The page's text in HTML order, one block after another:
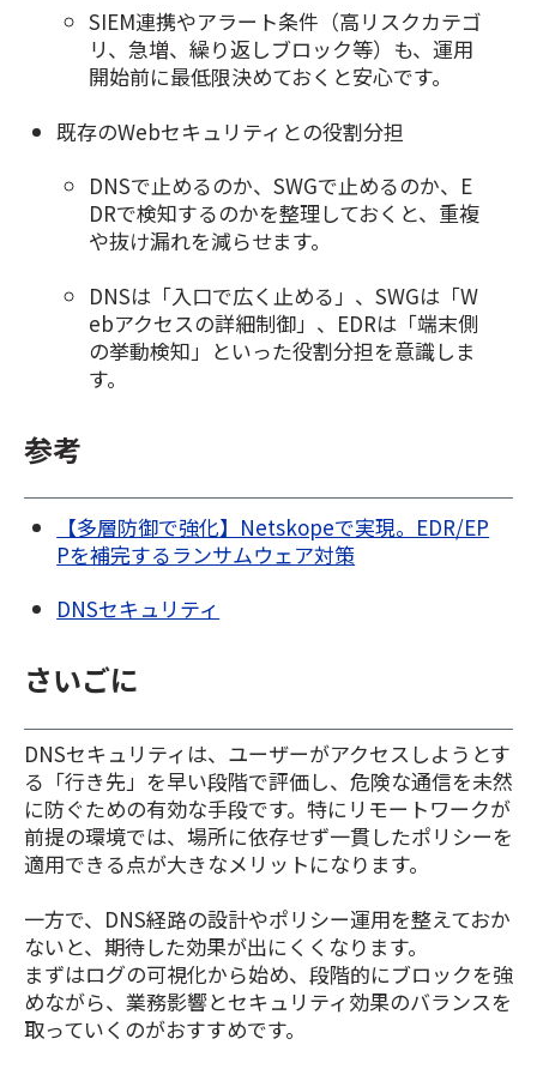
SIEM連携やアラート条件（高リスクカテゴ
リ、急増、繰り返しブロック等）も、運用
開始前に最低限決めておくと安心です。
既存のWebセキュリティとの役割分担
DNSで止めるのか、SWGで止めるのか、E
DRで検知するのかを整理しておくと、重複
や抜け漏れを減らせます。
DNSは「入口で広く止める」、SWGは「W
ebアクセスの詳細制御」、EDRは「端末側
の挙動検知」といった役割分担を意識しま
す。
参考
【多層防御で強化】Netskopeで実現。EDR/EP
Pを補完するランサムウェア対策
DNSセキュリティ
さいごに
DNSセキュリティは、ユーザーがアクセスしようとす
る「行き先」を早い段階で評価し、危険な通信を未然
に防ぐための有効な手段です。特にリモートワークが
前提の環境では、場所に依存せず一貫したポリシーを
適用できる点が大きなメリットになります。
一方で、DNS経路の設計やポリシー運用を整えておか
ないと、期待した効果が出にくくなります。
まずはログの可視化から始め、段階的にブロックを強
めながら、業務影響とセキュリティ効果のバランスを
取っていくのがおすすめです。